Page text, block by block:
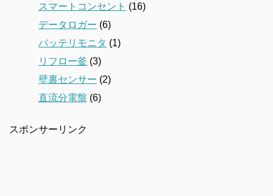
スマートコンセント (16)
データロガー (6)
バッテリモニタ (1)
リフロー釜 (3)
壁裏センサー (2)
直流分電盤 (6)
スポンサーリンク